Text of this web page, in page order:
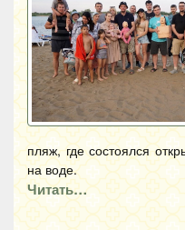
пляж, где состоялся
на воде.
Читать…